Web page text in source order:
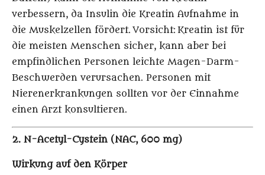
verbessern, da Insulin die Kreatin Aufnahme in
die Muskelzellen fördert. Vorsicht: Kreatin ist für
die meisten Menschen sicher, kann aber bei
empfindlichen Personen leichte Magen-Darm-
Beschwerden verursachen. Personen mit
Nierenerkrankungen sollten vor der Einnahme
einen Arzt konsultieren.
2. N-Acetyl-Cystein (NAC, 600 mg)
Wirkung auf den Körper